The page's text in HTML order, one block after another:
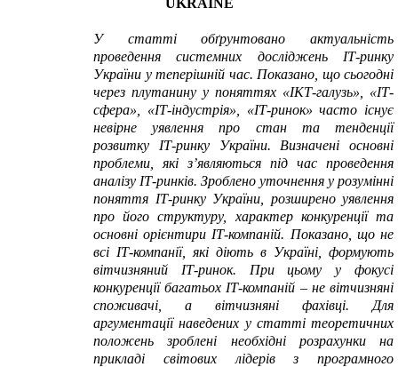
У статті обґрунтовано актуальність
проведення системних досліджень ІТ-ринку
України у теперішній час. Показано, що сьогодні
через плутанину у поняттях «ІКТ-галузь», «ІТ-
сфера», «ІТ-індустрія», «ІТ-ринок» часто існує
невірне уявлення про стан та тенденції
розвитку ІТ-ринку України. Визначені основні
проблеми, які з’являються під час проведення
аналізу ІТ-ринків. Зроблено уточнення у розумінні
поняття ІТ-ринку України, розширено уявлення
про його структуру, характер конкуренції та
основні орієнтири ІТ-компаній. Показано, що не
всі ІТ-компанії, які діють в Україні, формують
вітчизняний ІТ-ринок. При цьому у фокусі
конкуренції багатьох ІТ-компаній – не вітчизняні
споживачі, а вітчизняні фахівці. Для
аргументації наведених у статті теоретичних
положень зроблені необхідні розрахунки на
прикладі світових лідерів з програмного